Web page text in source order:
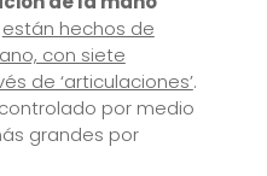
están hechos de
con siete
de ‘articulaciones’.
por medio
grandes por